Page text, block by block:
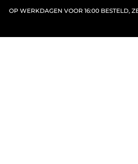
OP WERKDAGEN VOOR 16:00 BESTELD,